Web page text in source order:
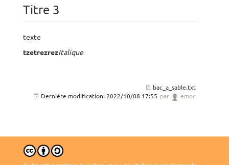
Titre 3
texte
tzetrezrezItalique
bac_a_sable.txt
Dernière modification: 2022/10/08 17:55 par emoc